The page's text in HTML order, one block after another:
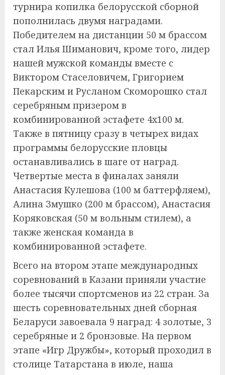
турнира копилка белорусской сборной
пополнилась двумя наградами.
Победителем на дистанции 50 м брассом
стал Илья Шиманович, кроме того, лидер
нашей мужской команды вместе с
Виктором Стаселовичем, Григорием
Пекарским и Русланом Скоморошко стал
серебряным призером в
комбинированной эстафете 4х100 м.
Также в пятницу сразу в четырех видах
программы белорусские пловцы
останавливались в шаге от наград.
Четвертые места в финалах заняли
Анастасия Кулешова (100 м баттерфляем),
Алина Змушко (200 м брассом), Анастасия
Коряковская (50 м вольным стилем), а
также женская команда в
комбинированной эстафете.
Всего на втором этапе международных
соревнований в Казани приняли участие
более тысячи спортсменов из 22 стран. За
шесть соревновательных дней сборная
Беларуси завоевала 9 наград: 4 золотые, 3
серебряные и 2 бронзовые. На первом
этапе «Игр Дружбы», который проходил в
столице Татарстана в июле, наша